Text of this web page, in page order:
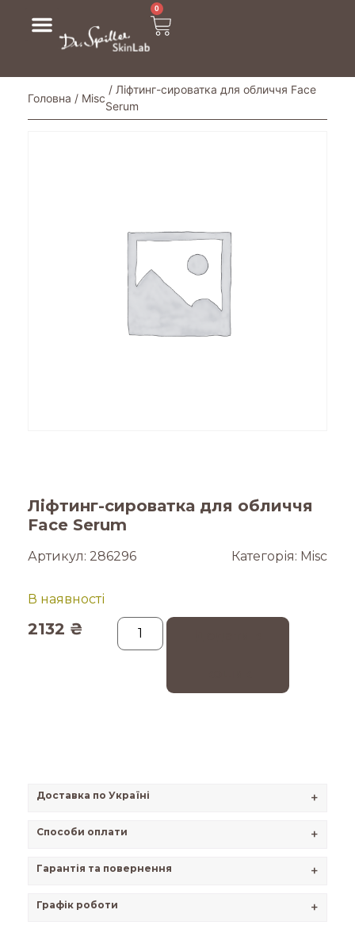
0
Головна / Misc
/ Ліфтинг-сироватка для обличчя Face
Serum
Ліфтинг-сироватка для обличчя
Face Serum
2132 ₴
В наявності
Артикул: 286296 Категорія: Misc
Доставка по Україні +
Способи оплати +
Гарантія та повернення +
Графік роботи +